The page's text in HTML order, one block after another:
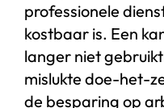
professionele
kostbaar is. Een
langer niet
mislukte doe-het-
de besparing op